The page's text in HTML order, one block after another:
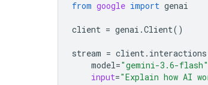
from google import genai
client = genai .Client()
stream = client. interactions
model="gemini-3.6-flash"
input="Explain how AI